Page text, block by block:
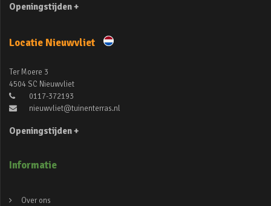
Openingstijden +
Locatie Nieuwvliet
Ter Moere 3
4504 SC Nieuwvliet
0117-372193
nieuwvliet@tuinenterras.nl
Openingstijden +
Informatie
Over ons